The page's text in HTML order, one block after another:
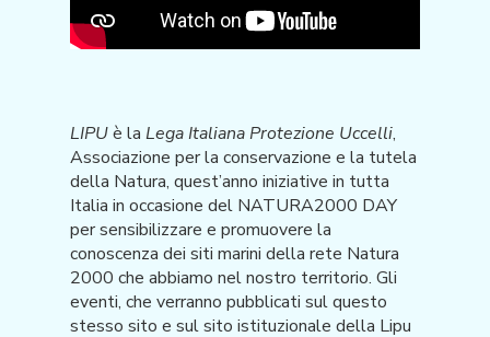
LIPUè laLega Italiana Protezione Uccelli,
Associazione per la conservazione e la tutela
della Natura, quest’anno iniziative in tutta
Italia in occasione del NATURA2000 DAY
per sensibilizzare e promuovere la
conoscenza dei siti marini della rete Natura
2000 che abbiamo nel nostro territorio. Gli
eventi, che verranno pubblicati sul questo
stesso sito e sul sito istituzionale della Lipu